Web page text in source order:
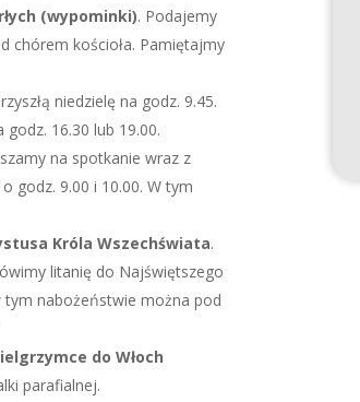
(wypominki). Podajemy
chórem kościoła. Pamiętajmy
niedzielę na godz. 9.45.
16.30 lub 19.00.
na spotkanie wraz z
godz. 9.00 i 10.00. W tym
Króla Wszechświata.
litanię do Najświętszego
tym nabożeństwie można pod
do Włoch
parafialnej.